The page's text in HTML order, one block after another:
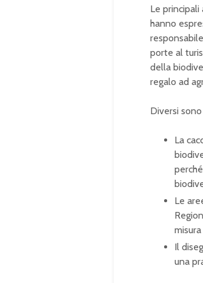
Le principali
hanno
porte al
della
regalo ad
Diversi
La
Le
Il
una